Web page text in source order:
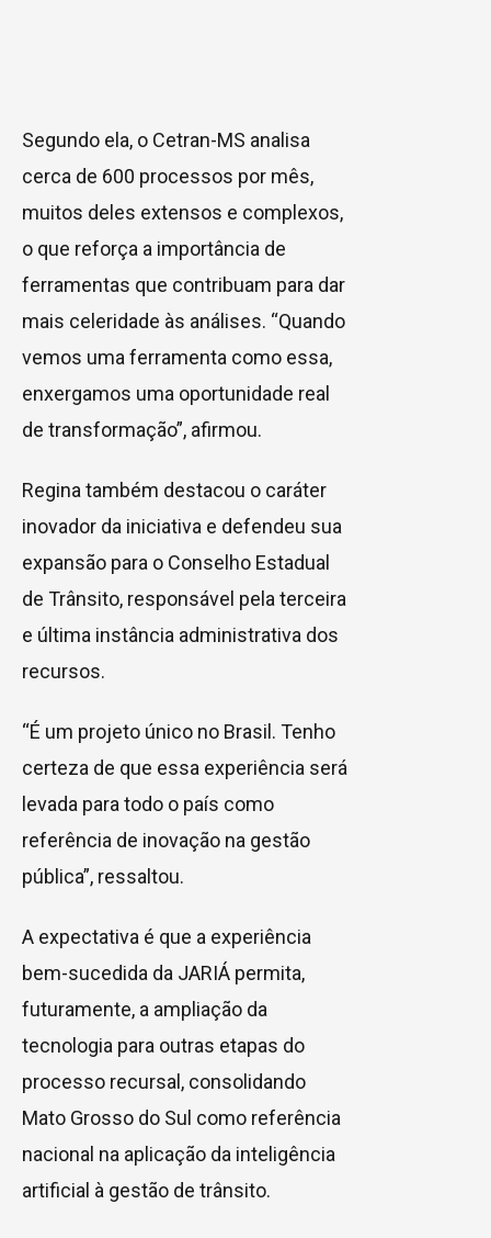
Segundo ela, o Cetran-MS analisa
cerca de 600 processos por mês,
muitos deles extensos e complexos,
o que reforça a importância de
ferramentas que contribuam para dar
mais celeridade às análises. “Quando
vemos uma ferramenta como essa,
enxergamos uma oportunidade real
de transformação”, afirmou.
Regina também destacou o caráter
inovador da iniciativa e defendeu sua
expansão para o Conselho Estadual
de Trânsito, responsável pela terceira
e última instância administrativa dos
recursos.
“É um projeto único no Brasil. Tenho
certeza de que essa experiência será
levada para todo o país como
referência de inovação na gestão
pública”, ressaltou.
A expectativa é que a experiência
bem-sucedida da JARIÁ permita,
futuramente, a ampliação da
tecnologia para outras etapas do
processo recursal, consolidando
Mato Grosso do Sul como referência
nacional na aplicação da inteligência
artificial à gestão de trânsito.